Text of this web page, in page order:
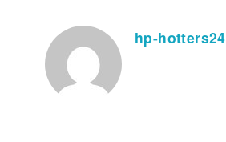
hp-hotters24